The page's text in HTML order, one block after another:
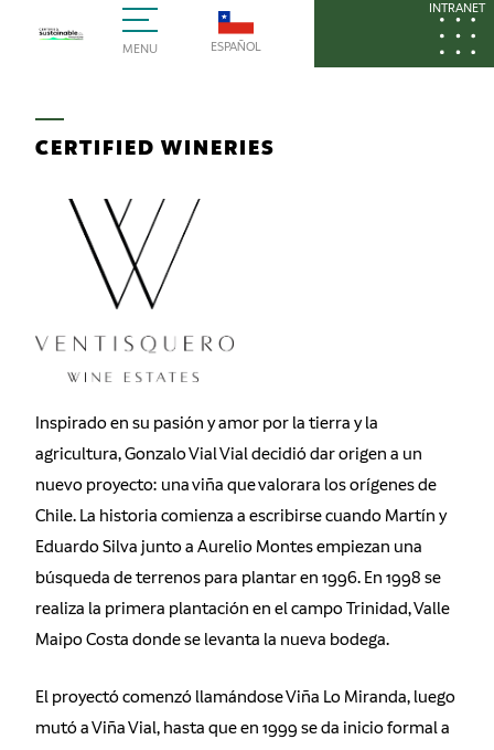
MENU ESPAÑOL
INTRANET
CERTIFIED WINERIES
Inspirado en su pasión y amor por la tierra y la
agricultura, Gonzalo Vial Vial decidió dar origen a un
nuevo proyecto: una viña que valorara los orígenes de
Chile. La historia comienza a escribirse cuando Martín y
Eduardo Silva junto a Aurelio Montes empiezan una
búsqueda de terrenos para plantar en 1996. En 1998 se
realiza la primera plantación en el campo Trinidad, Valle
Maipo Costa donde se levanta la nueva bodega.
El proyectó comenzó llamándose Viña Lo Miranda, luego
mutó a Viña Vial, hasta que en 1999 se da inicio formal a